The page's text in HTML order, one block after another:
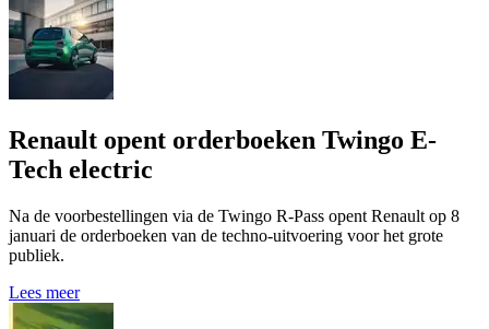
Renault opent orderboeken Twingo E-
Tech electric
Na de voorbestellingen via de Twingo R‑Pass opent Renault op 8
januari de orderboeken van de techno‑uitvoering voor het grote
publiek.
Lees meer